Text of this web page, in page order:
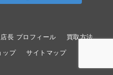
長 プロフィール 買取方法
ップ サイトマップ